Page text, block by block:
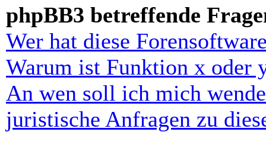
phpBB3 betreffende
Wer hat diese
Warum ist Funktion x oder
An wen soll ich mich
juristische Anfragen zu